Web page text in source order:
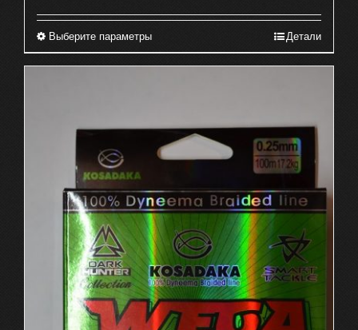
Выберите параметрыЭтот
вариаций.
Опции
выбрать
на
странице
товара.
Детали